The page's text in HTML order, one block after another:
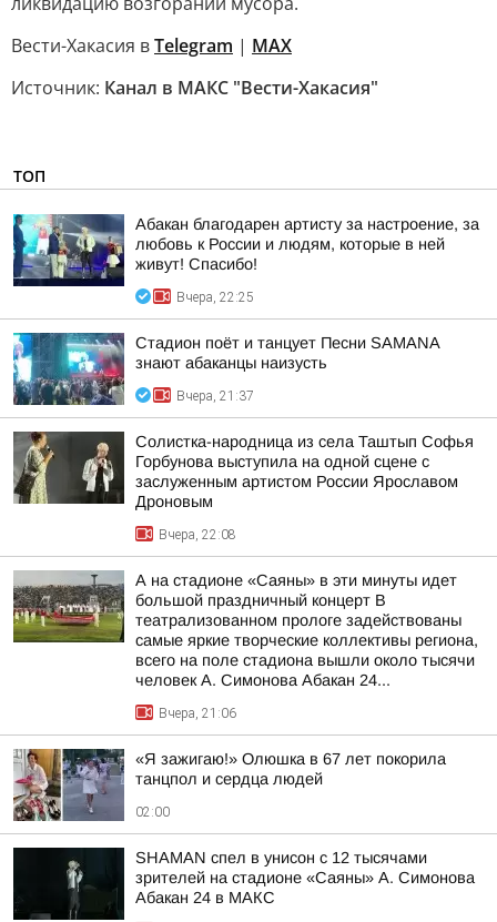
Вести-Хакасия вTelegram | MAX
Источник: Канал в МАКС "Вести-Хакасия"
ТОП
Абакан благодарен артисту за настроение, за
любовь к России и людям, которые в ней
живут! Спасибо!
Вчера, 22:25
Стадион поёт и танцует Песни SAMANA
знают абаканцы наизусть
Вчера, 21:37
Солистка-народница из села Таштып Софья
Горбунова выступила на одной сцене с
заслуженным артистом России Ярославом
Дроновым
Вчера, 22:08
А на стадионе «Саяны» в эти минуты идет
большой праздничный концерт В
театрализованном прологе задействованы
самые яркие творческие коллективы региона,
всего на поле стадиона вышли около тысячи
человек А. Симонова Абакан 24...
Вчера, 21:06
«Я зажигаю!» Олюшка в 67 лет покорила
танцпол и сердца людей
02:00
SHAMAN спел в унисон с 12 тысячами
зрителей на стадионе «Саяны» А. Симонова
Абакан 24 в МАКС